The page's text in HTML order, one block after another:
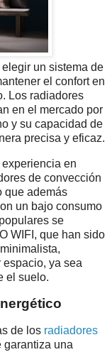
un sistema de
el confort en
Los radiadores
en el mercado por
y su capacidad de
precisa y eficaz.
en
de convección
que además
un bajo consumo
se
WIFI, que han sido
ya sea
el suelo.
de los radiadores
garantiza una